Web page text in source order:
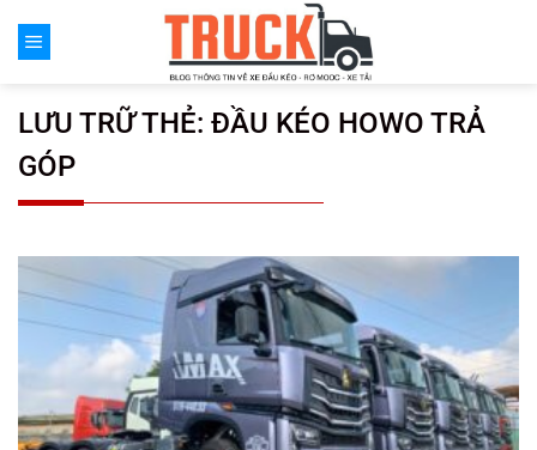
đến
LƯU TRỮ THẺ: ĐẦU KÉO HOWO TRẢ
GÓP